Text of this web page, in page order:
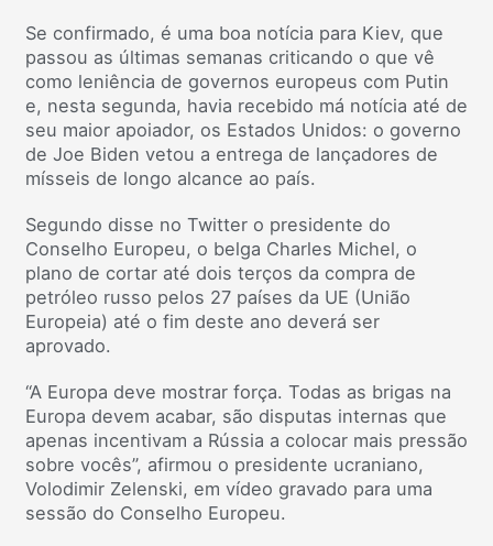
Se confirmado, é uma boa notícia para Kiev, que
passou as últimas semanas criticando o que vê
como leniência de governos europeus com Putin
e, nesta segunda, havia recebido má notícia até de
seu maior apoiador, os Estados Unidos: o governo
de Joe Biden vetou a entrega de lançadores de
mísseis de longo alcance ao país.
Segundo disse no Twitter o presidente do
Conselho Europeu, o belga Charles Michel, o
plano de cortar até dois terços da compra de
petróleo russo pelos 27 países da UE (União
Europeia) até o fim deste ano deverá ser
aprovado.
“A Europa deve mostrar força. Todas as brigas na
Europa devem acabar, são disputas internas que
apenas incentivam a Rússia a colocar mais pressão
sobre vocês”, afirmou o presidente ucraniano,
Volodimir Zelenski, em vídeo gravado para uma
sessão do Conselho Europeu.